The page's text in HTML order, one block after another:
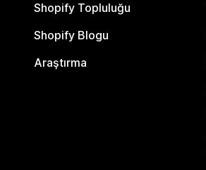
Shopify Topluluğu
Shopify Blogu
Araştırma